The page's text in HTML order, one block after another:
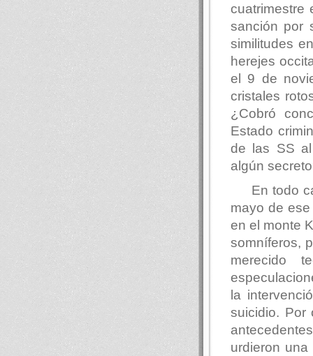
sanción por
similitudes
herejes
el 9 de
cristales
¿Cobró
Estado
de las SS al
algún
En todo
mayo de
en el monte
somníferos,
merecido
la
suicidio. Por
urdieron una